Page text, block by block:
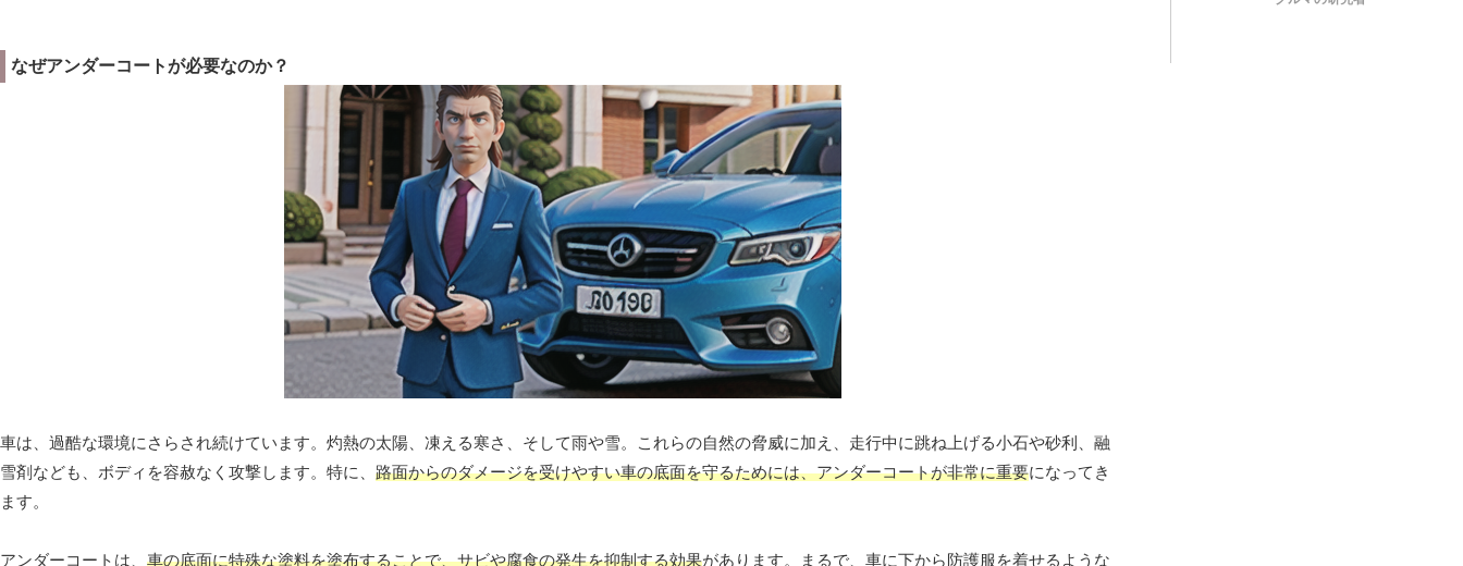
なぜアンダーコートが必要なのか？
車は、過酷な環境にさらされ続けています。灼熱の太陽、凍える寒さ、そして雨や雪。これらの自然の脅威に加え、走行中に跳ね上げる小石や砂利、融
雪剤なども、ボディを容赦なく攻撃します。特に、 路面からのダメージを受けやすい車の底面を守るためには、アンダーコートが非常に重要になってき
ます。
アンダーコートは、 車の底面に特殊な塗料を塗布することで、サビや腐食の発生を抑制する効果があります。まるで、車に下から防護服を着せるような